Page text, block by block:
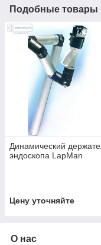
Подобные товары
Динамический
эндоскопа LapMan
Цену уточняйте
О нас